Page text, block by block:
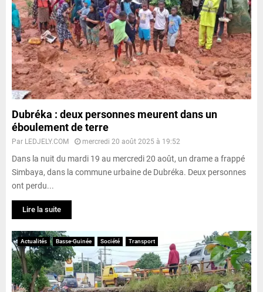
Dubréka : deux personnes meurent dans un
éboulement de terre
Par LEDJELY.COM mercredi 20 août 2025 à 19:52
Dans la nuit du mardi 19 au mercredi 20 août, un drame a frappé
Simbaya, dans la commune urbaine de Dubréka. Deux personnes
ont perdu...
Lire la suite
Actualités Basse-Guinée Société Transport